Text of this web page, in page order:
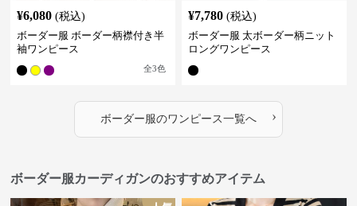
¥6,080 (税込)
ボーダー服 ボーダー柄襟付き半
袖ワンピース
全3色
¥7,780 (税込)
ボーダー服 太ボーダー柄ニット
ロングワンピース
ボーダー服のワンピース一覧へ ›
ボーダー服カーディガンのおすすめアイテム